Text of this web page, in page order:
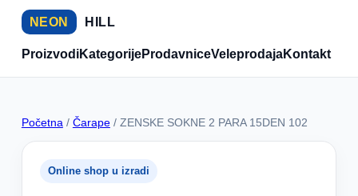
NEON HILL
ProizvodiKategorijeProdavniceVeleprodajaKontakt
Početna / Čarape/ ZENSKE SOKNE 2 PARA 15DEN 102
Online shop u izradi